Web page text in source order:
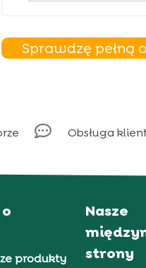
Sprawdzę pełną
 Obsługa
produkty
Nasze
strony